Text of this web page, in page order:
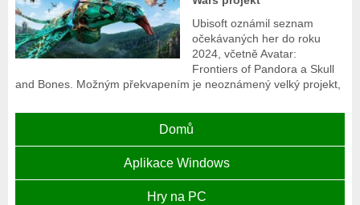
Ubisoft oznámil seznam
očekávaných her do roku
2024, včetně Avatar:
Frontiers of Pandora a Skull
and Bones. Možným překvapením je neoznámený velký projekt,
Domů
Aplikace Windows
Hry na PC